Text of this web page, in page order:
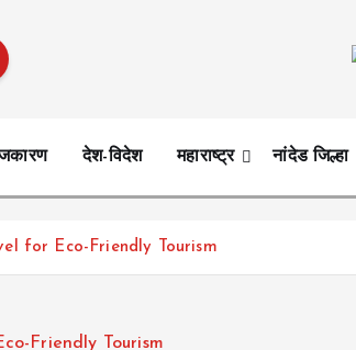
देश-विदेश महाराष्ट्र नांदेड जिल्हा
for Eco-Friendly Tourism